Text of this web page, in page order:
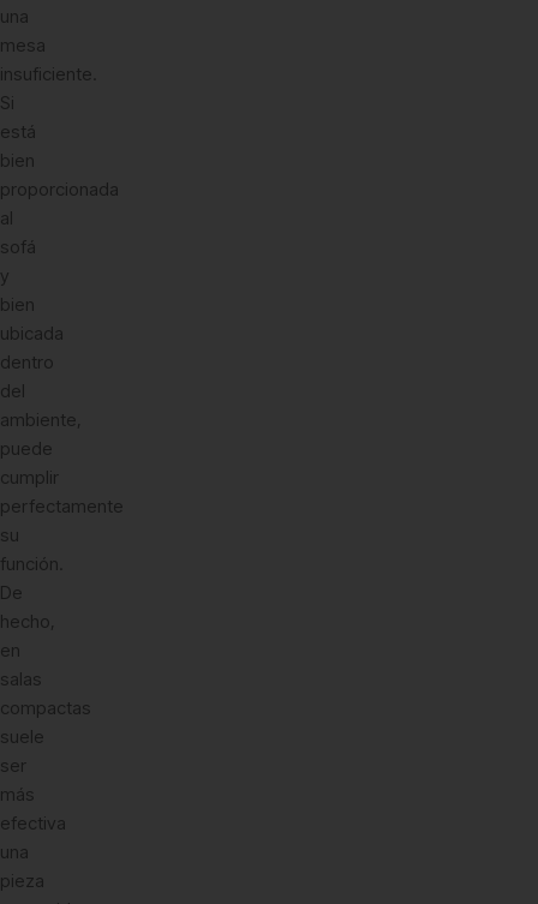
una
mesa
insuficiente.
Si
está
bien
proporcionada
al
sofá
y
bien
ubicada
dentro
del
ambiente,
puede
cumplir
perfectamente
su
función.
De
hecho,
en
salas
compactas
suele
ser
más
efectiva
una
pieza